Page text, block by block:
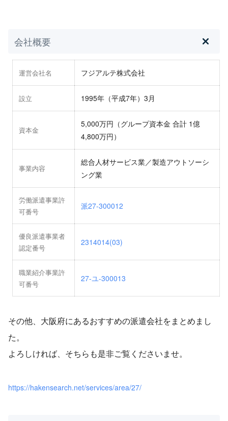
会社概要
運営会社名 フジアルテ株式会社
設立 1995年（平成7年）3月
資本金
5,000万円（グループ資本金 合計 1億
4,800万円）
事業内容
総合人材サービス業／製造アウトソーシ
ング業
労働派遣事業許
可番号
派27-300012
優良派遣事業者
認定番号
2314014(03)
職業紹介事業許
可番号
27-ユ-300013
その他、大阪府にあるおすすめの派遣会社をまとめまし
た。
よろしければ、そちらも是非ご覧くださいませ。
https://hakensearch.net/services/area/27/